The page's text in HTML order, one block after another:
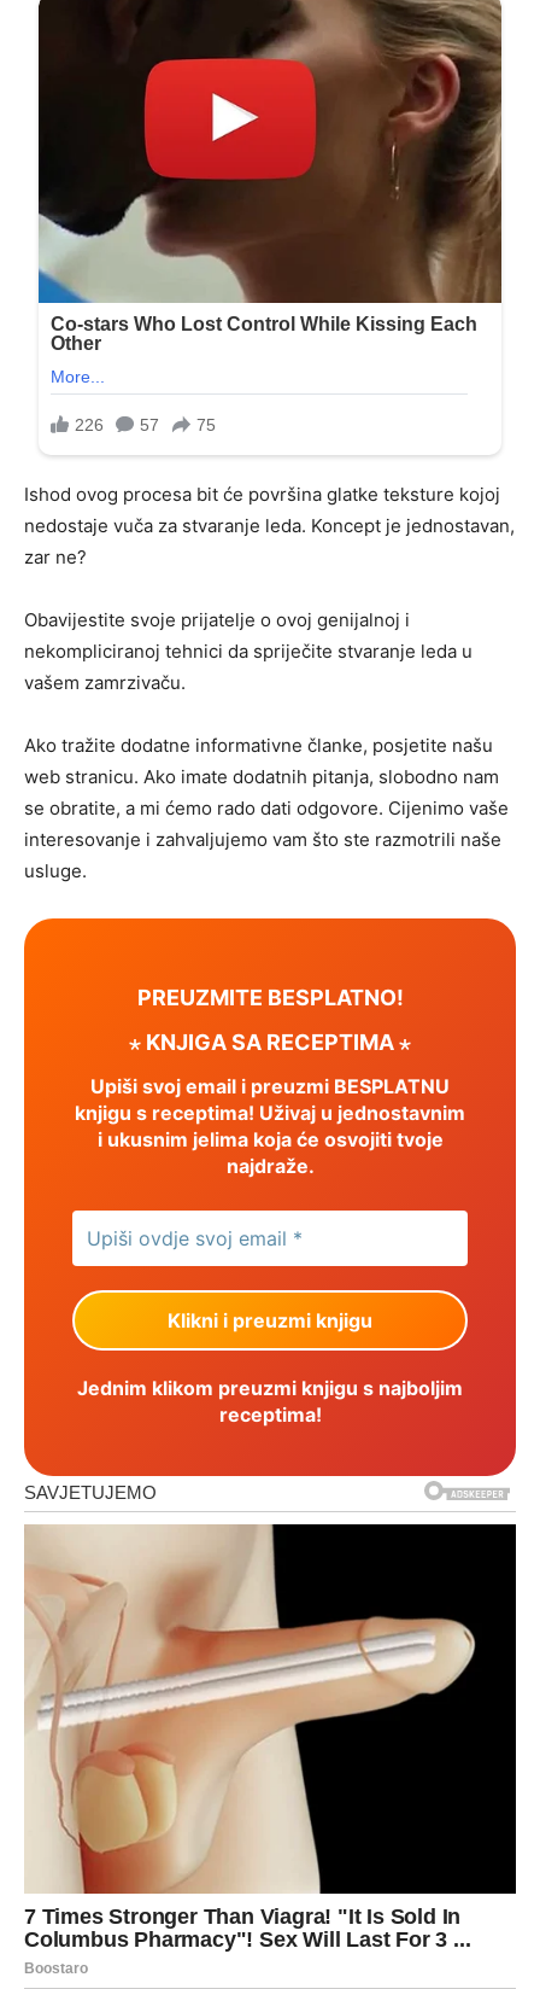
Ishod ovog procesa bit će površina glatke teksture kojoj
nedostaje vuča za stvaranje leda. Koncept je jednostavan,
zar ne?
Obavijestite svoje prijatelje o ovoj genijalnoj i
nekompliciranoj tehnici da spriječite stvaranje leda u
vašem zamrzivaču.
Ako tražite dodatne informativne članke, posjetite našu
web stranicu. Ako imate dodatnih pitanja, slobodno nam
se obratite, a mi ćemo rado dati odgovore. Cijenimo vaše
interesovanje i zahvaljujemo vam što ste razmotrili naše
usluge.
PREUZMITE BESPLATNO!
⋆ KNJIGA SA RECEPTIMA ⋆
Upiši svoj email i preuzmi BESPLATNU
knjigu s receptima! Uživaj u jednostavnim
i ukusnim jelima koja će osvojiti tvoje
najdraže.
Jednim klikom preuzmi knjigu s najboljim
receptima!